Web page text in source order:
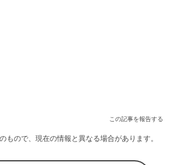
この記事を報告する
もので、現在の情報と異なる場合があります。